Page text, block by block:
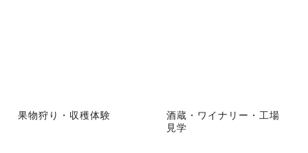
果物狩り・収穫体験
酒蔵・ワイナリー・工場
見学